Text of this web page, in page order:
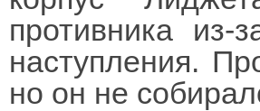
противника из-
наступления.
но он не